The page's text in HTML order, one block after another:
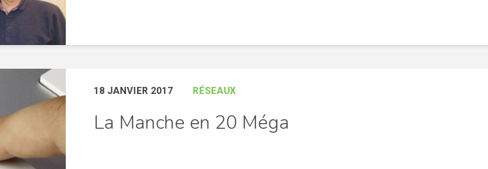
18 JANVIER 2017 RÉSEAUX
La Manche en 20 Méga